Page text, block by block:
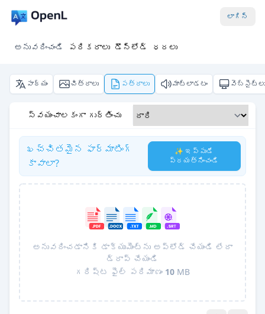
లాగిన్
అనువదించండి పరికరాలు డౌన్‌లోడ్ ధరలు
పాఠ్యం చిత్రాలు పత్రాలు మాట్లాడటం వెబ్‌సైట్లు
స్వయంచాలకంగా గుర్తించు
ఖచ్చితమైన ఫార్మాటింగ్
కావాలా?
✨ ఇప్పుడే
ప్రయత్నించండి
అనువదించడానికి డాక్యుమెంట్‌ను అప్‌లోడ్ చేయండి లేదా
డ్రాప్ చేయండి
గరిష్ట ఫైల్ పరిమాణం 10 MB